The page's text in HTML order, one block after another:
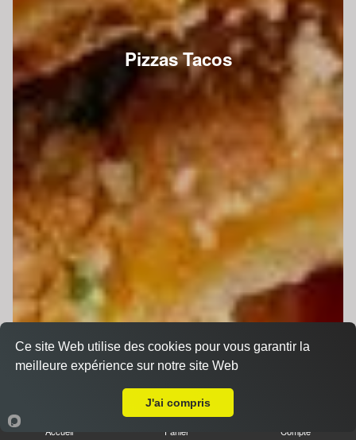
Pizzas Tacos
Accueil Panier Compte
Ce site Web utilise des cookies pour vous garantir la
meilleure expérience sur notre site Web
J'ai compris